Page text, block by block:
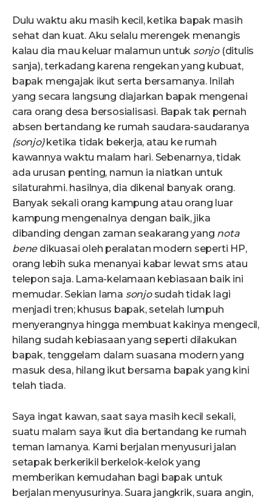
Dulu waktu aku masih kecil, ketika bapak masih
sehat dan kuat. Aku selalu merengek menangis
kalau dia mau keluar malamun untuk sonjo (ditulis
sanja), terkadang karena rengekan yang kubuat,
bapak mengajak ikut serta bersamanya. Inilah
yang secara langsung diajarkan bapak mengenai
cara orang desa bersosialisasi. Bapak tak pernah
absen bertandang ke rumah saudara-saudaranya
(sonjo)ketika tidak bekerja, atau ke rumah
kawannya waktu malam hari. Sebenarnya, tidak
ada urusan penting, namun ia niatkan untuk
silaturahmi. hasilnya, dia dikenal banyak orang.
Banyak sekali orang kampung atau orang luar
kampung mengenalnya dengan baik, jika
dibanding dengan zaman seakarang yang nota
benedikuasai oleh peralatan modern seperti HP,
orang lebih suka menanyai kabar lewat sms atau
telepon saja. Lama-kelamaan kebiasaan baik ini
memudar. Sekian lama sonjosudah tidak lagi
menjadi tren; khusus bapak, setelah lumpuh
menyerangnya hingga membuat kakinya mengecil,
hilang sudah kebiasaan yang seperti dilakukan
bapak, tenggelam dalam suasana modern yang
masuk desa, hilang ikut bersama bapak yang kini
telah tiada.
Saya ingat kawan, saat saya masih kecil sekali,
suatu malam saya ikut dia bertandang ke rumah
teman lamanya. Kami berjalan menyusuri jalan
setapak berkerikil berkelok-kelok yang
memberikan kemudahan bagi bapak untuk
berjalan menyusurinya. Suara jangkrik, suara angin,